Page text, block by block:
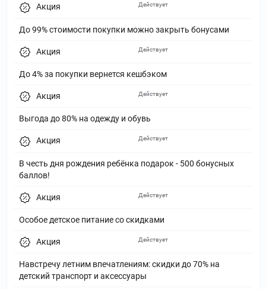
Акция
До 99% стоимости покупки можно закрыть бонусами
Действует
Акция
До 4% за покупки вернется кешбэком
Действует
Акция
Выгода до 80% на одежду и обувь
Действует
Акция
В честь дня рождения ребёнка подарок - 500 бонусных
баллов!
Действует
Акция
Особое детское питание со скидками
Действует
Акция
Навстречу летним впечатлениям: скидки до 70% на
детский транспорт и аксессуары
Действует